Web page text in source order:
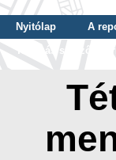
Nyitólap A
Tallózás szerző